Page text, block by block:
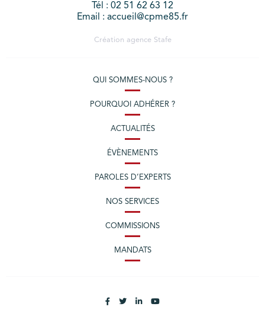
Tél : 02 51 62 63 12
Email : accueil@cpme85.fr
Création agence Stafe
QUI SOMMES-NOUS ?
POURQUOI ADHÉRER ?
ACTUALITÉS
ÉVÈNEMENTS
PAROLES D’EXPERTS
NOS SERVICES
COMMISSIONS
MANDATS